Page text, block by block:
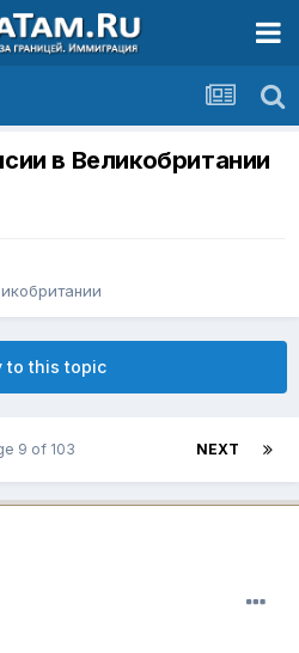
в Великобритании
to this topic
NEXT
9 of 103